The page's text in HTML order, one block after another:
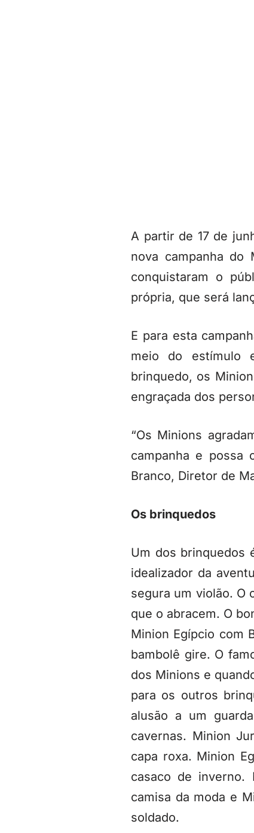
A partir de 17 de
nova campanha do
conquistaram o
própria, que será
E para esta
meio do estímulo
brinquedo, os
engraçada dos
“Os Minions
campanha e possa
Branco, Diretor de
Os brinquedos
Um dos brinquedos
idealizador da
segura um violão. O
que o abracem. O
Minion Egípcio com
bambolê gire. O
dos Minions e
para os outros
alusão a um
cavernas. Minion
capa roxa. Minion
casaco de inverno.
camisa da moda e
soldado.